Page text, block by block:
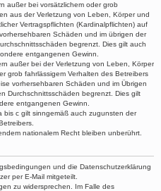
außer bei vorsätzlichem oder grob
aus der Verletzung von Leben, Körper und
Vertragspflichten (Kardinalpflichten) auf
Schäden und im übrigen der
begrenzt. Dies gilt auch
entgangenen Gewinn.
außer bei der Verletzung von Leben, Körper
grob fahrlässigem Verhalten des Betreibers
vorhersehbaren Schäden und im Übrigen
Durchschnittsschäden begrenzt. Dies gilt
entgangenen Gewinn.
bis c gilt sinngemäß auch zugunsten der
nationalem Recht bleiben unberührt.
und die Datenschutzerklärung
per E-Mail mitgeteilt.
zu widersprechen. Im Falle des